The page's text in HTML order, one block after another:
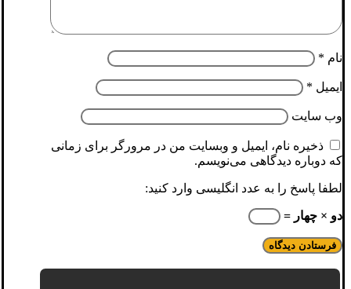
نام *
ایمیل *
وب‌ سایت
ذخیره نام، ایمیل و وبسایت من در مرورگر برای زمانی
که دوباره دیدگاهی می‌نویسم.
لطفا پاسخ را به عدد انگلیسی وارد کنید:
دو × چهار =